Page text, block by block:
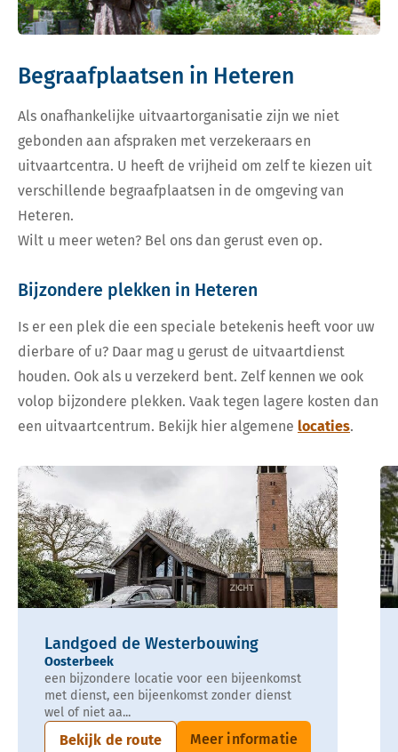
Begraafplaatsen in Heteren
Als onafhankelijke uitvaartorganisatie zijn we niet
gebonden aan afspraken met verzekeraars en
uitvaartcentra. U heeft de vrijheid om zelf te kiezen uit
verschillende begraafplaatsen in de omgeving van
Heteren.
Wilt u meer weten? Bel ons dan gerust even op.
Bijzondere plekken in Heteren
Is er een plek die een speciale betekenis heeft voor uw
dierbare of u? Daar mag u gerust de uitvaartdienst
houden. Ook als u verzekerd bent. Zelf kennen we ook
volop bijzondere plekken. Vaak tegen lagere kosten dan
een uitvaartcentrum. Bekijk hier algemene locaties.
Landgoed de Westerbouwing
Oosterbeek
een bijzondere locatie voor een bijeenkomst
met dienst, een bijeenkomst zonder dienst
wel of niet aa...
Bekijk de route Meer informatie